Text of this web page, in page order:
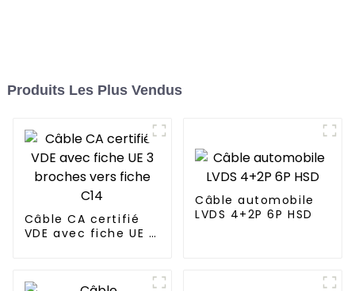
Produits Les Plus Vendus
Câble CA certifié
VDE avec fiche UE 3
Câble automobile
LVDS 4+2P 6P HSD